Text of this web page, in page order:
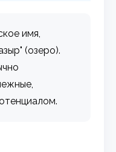
имя,
(озеро).